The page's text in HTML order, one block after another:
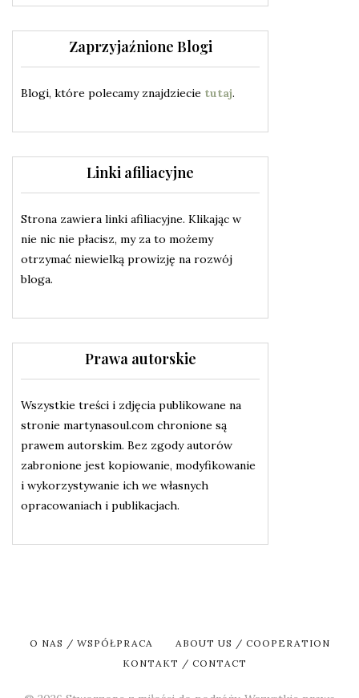
Zaprzyjaźnione Blogi
Blogi, które polecamy znajdziecie tutaj.
Linki afiliacyjne
Strona zawiera linki afiliacyjne. Klikając w
nie nic nie płacisz, my za to możemy
otrzymać niewielką prowizję na rozwój
bloga.
Prawa autorskie
Wszystkie treści i zdjęcia publikowane na
stronie martynasoul.com chronione są
prawem autorskim. Bez zgody autorów
zabronione jest kopiowanie, modyfikowanie
i wykorzystywanie ich we własnych
opracowaniach i publikacjach.
O NAS / WSPÓŁPRACA
ABOUT US / COOPERATION
KONTAKT / CONTACT